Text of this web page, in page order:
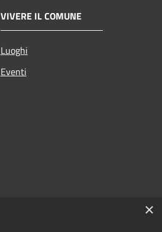
VIVERE IL COMUNE
Luoghi
Eventi
×